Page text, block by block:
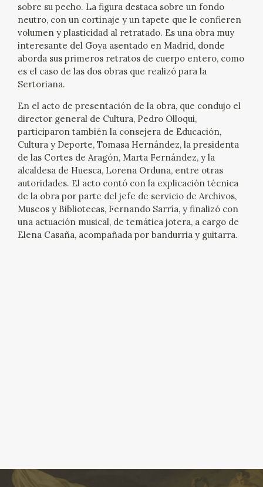
sobre su pecho. La figura destaca sobre un fondo
neutro, con un cortinaje y un tapete que le confieren
volumen y plasticidad al retratado. Es una obra muy
interesante del Goya asentado en Madrid, donde
aborda sus primeros retratos de cuerpo entero, como
es el caso de las dos obras que realizó para la
Sertoriana.
En el acto de presentación de la obra, que condujo el
director general de Cultura, Pedro Olloqui,
participaron también la consejera de Educación,
Cultura y Deporte, Tomasa Hernández, la presidenta
de las Cortes de Aragón, Marta Fernández, y la
alcaldesa de Huesca, Lorena Orduna, entre otras
autoridades. El acto contó con la explicación técnica
de la obra por parte del jefe de servicio de Archivos,
Museos y Bibliotecas, Fernando Sarría, y finalizó con
una actuación musical, de temática jotera, a cargo de
Elena Casaña, acompañada por bandurria y guitarra.